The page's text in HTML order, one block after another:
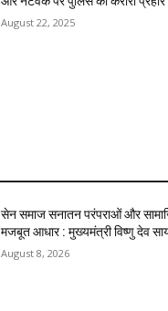
August 22, 2025
सेन समाज सनातन परंपराओं और
मजबूत आधार : मुख्यमंत्री विष्णु देव
August 8, 2026